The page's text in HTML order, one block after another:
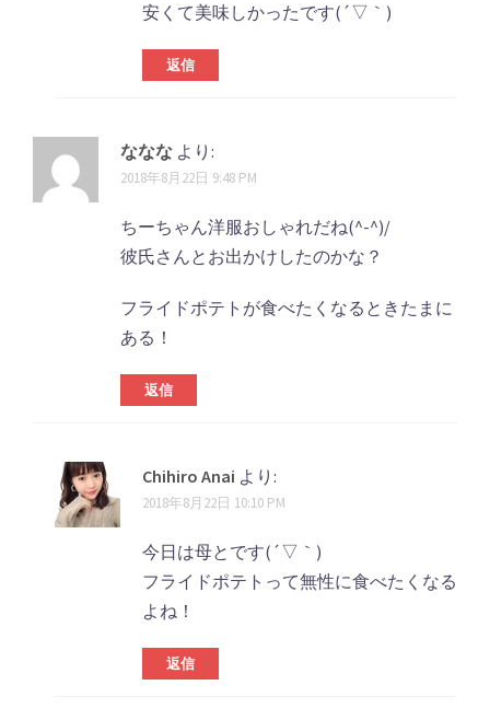
安くて美味しかったです(´▽｀)
返信
ななな より:
2018年8月22日 9:48 PM
ちーちゃん洋服おしゃれだね(^-^)/
彼氏さんとお出かけしたのかな？
フライドポテトが食べたくなるときたまに
ある！
返信
Chihiro Anai より:
2018年8月22日 10:10 PM
今日は母とです(´▽｀)
フライドポテトって無性に食べたくなる
よね！
返信